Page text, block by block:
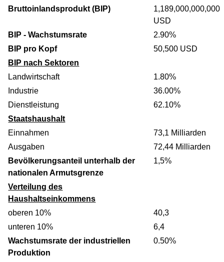
Bruttoinlandsprodukt (BIP)
1,189,000,000,000
USD
BIP - Wachstumsrate
2.90%
BIP pro Kopf
50,500 USD
BIP nach Sektoren
Landwirtschaft
1.80%
Industrie
36.00%
Dienstleistung
62.10%
Staatshaushalt
Einnahmen
73,1 Milliarden
Ausgaben
72,44 Milliarden
Bevölkerungsanteil unterhalb der
nationalen Armutsgrenze
1,5%
Verteilung des
Haushaltseinkommens
oberen 10%
40,3
unteren 10%
6,4
Wachstumsrate der industriellen
Produktion
0.50%